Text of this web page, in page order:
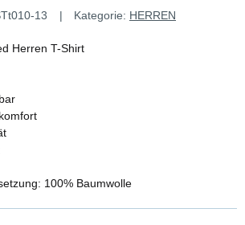
13 Kategorie: HERREN
Herren T-Shirt
100% Baumwolle